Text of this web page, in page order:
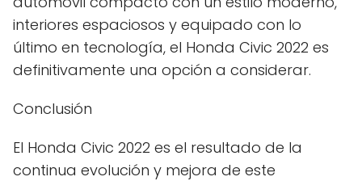
interiores espaciosos y equipado con lo
último en tecnología, el Honda Civic 2022 es
definitivamente una opción a considerar.
Conclusión
El Honda Civic 2022 es el resultado de la
continua evolución y mejora de este